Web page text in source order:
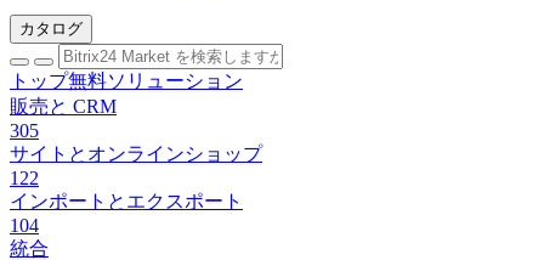
カタログ
トップ無料ソリューション
販売と CRM
305
サイトとオンラインショップ
122
インポートとエクスポート
104
統合